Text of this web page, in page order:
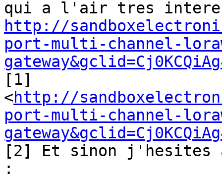
http://
port-multi-channel-
[1]
<http://
port-multi-channel-
[2] Et sinon j'hesites